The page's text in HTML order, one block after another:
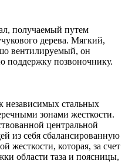
получаемый путем
дерева. Мягкий,
вентилируемый, он
поддержку позвоночнику.
стальных
зонами жесткости.
центральной
из себя сбалансированную
жесткости, которая, за счет
области таза и поясницы,